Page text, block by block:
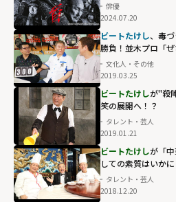
俳優
2024.07.20
ビートたけし、毒
勝負！並木プロ「ぜ
文化人・その他
2019.03.25
ビートたけしが"殺
笑の展開へ！？
タレント・芸人
2019.01.21
ビートたけしが「
しての素質はいかに
タレント・芸人
2018.12.20